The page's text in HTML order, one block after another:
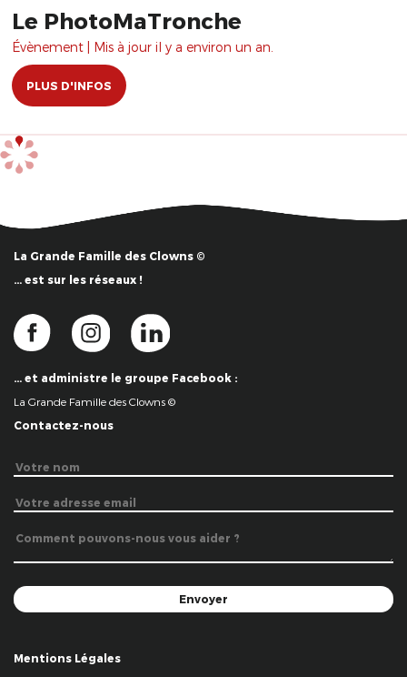
Le PhotoMaTronche
Évènement | Mis à jour il y a environ un an.
PLUS D'INFOS
La Grande Famille des Clowns ©
… est sur les réseaux !
… et administre le groupe Facebook :
La Grande Famille des Clowns ©
Contactez-nous
Mentions Légales